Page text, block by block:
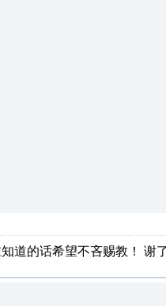
道的话希望不吝赐教！ 谢